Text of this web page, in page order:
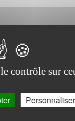
contrôle sur
Personnaliser